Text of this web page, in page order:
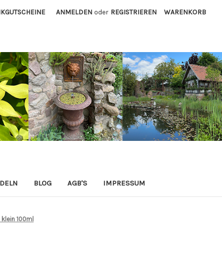
ANMELDEN oder REGISTRIEREN WARENKORB
BLOG AGB'S IMPRESSUM
100ml